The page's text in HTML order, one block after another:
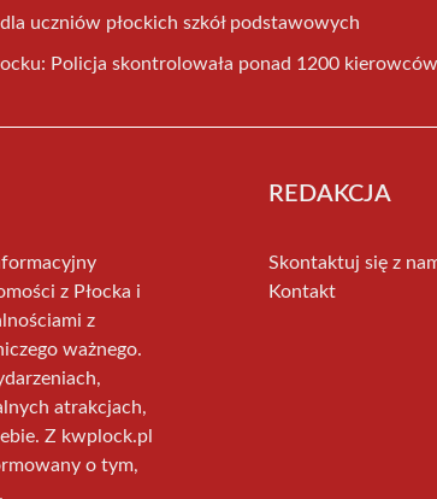
uczniów płockich szkół podstawowych
Policja skontrolowała ponad 1200 kierowców
z Płocka i
z
ważnego.
atrakcjach,
Z kwplock.pl
o tym,
REDAKCJA
Skontaktuj się z
Kontakt